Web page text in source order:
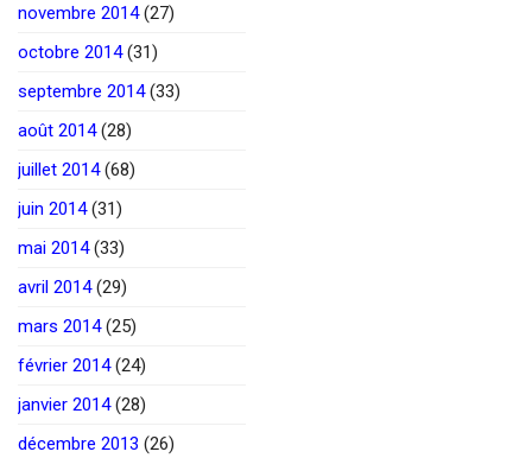
novembre 2014(27)
octobre 2014(31)
septembre 2014(33)
août 2014(28)
juillet 2014(68)
juin 2014(31)
mai 2014(33)
avril 2014(29)
mars 2014(25)
février 2014(24)
janvier 2014(28)
décembre 2013 (26)